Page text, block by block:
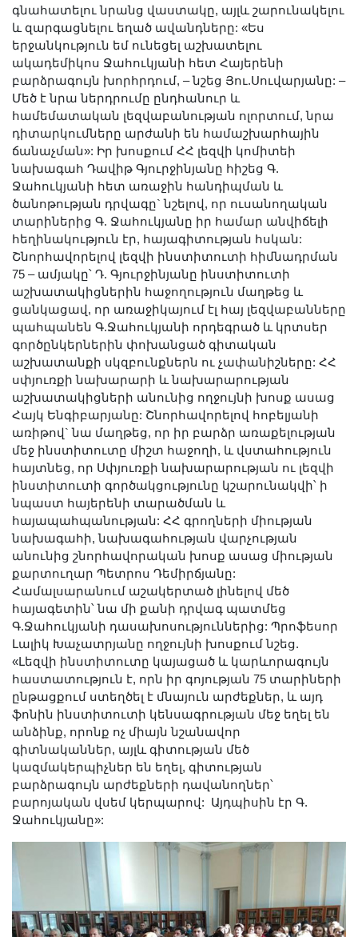
գնահատելու նրանց վաստակը, այլև շարունակելու
և զարգացնելու եղած ավանդները: «Ես
երջանկություն եմ ունեցել աշխատելու
ակադեմիկոս Ջահուկյանի հետ Հայերենի
բարձրագույն խորհրդում, – նշեց Յու.Սուվարյանը: –
Մեծ է նրա ներդրումը ընդհանուր և
համեմատական լեզվաբանության ոլորտում, նրա
դիտարկումները արժանի են համաշխարհային
ճանաչման»: Իր խոսքում ՀՀ լեզվի կոմիտեի
նախագահ Դավիթ Գյուրջինյանը հիշեց Գ.
Ջահուկյանի հետ առաջին հանդիպման և
ծանոթության դրվագը` նշելով, որ ուսանողական
տարիներից Գ. Ջահուկյանը իր համար անվիճելի
հեղինակություն էր, հայագիտության հսկան:
Շնորհավորելով լեզվի ինստիտուտի հիմնադրման
75 – ամյակը՝ Դ. Գյուրջինյանը ինստիտուտի
աշխատակիցներին հաջողություն մաղթեց և
ցանկացավ, որ առաջիկայում էլ հայ լեզվաբանները
պահպանեն Գ.Ջահուկյանի որդեգրած և կրտսեր
գործընկերներին փոխանցած գիտական
աշխատանքի սկզբունքներն ու չափանիշները: ՀՀ
սփյուռքի նախարարի և նախարարության
աշխատակիցների անունից ողջույնի խոսք ասաց
Հայկ Ենգիբարյանը: Շնորհավորելով հոբելյանի
առիթով` նա մաղթեց, որ իր բարձր առաքելության
մեջ ինստիտուտը միշտ հաջողի, և վստահություն
հայտնեց, որ Սփյուռքի նախարարության ու լեզվի
ինստիտուտի գործակցությունը կշարունակվի՝ ի
նպաստ հայերենի տարածման և
հայապահպանության: ՀՀ գրողների միության
նախագահի, նախագահության վարչության
անունից շնորհավորական խոսք ասաց միության
քարտուղար Պետրոս Դեմիրճյանը:
Համալսարանում աշակերտած լինելով մեծ
հայագետին՝ նա մի քանի դրվագ պատմեց
Գ.Ջահուկյանի դասախոսություններից: Պրոֆեսոր
Լալիկ Խաչատրյանը ողջույնի խոսքում նշեց.
«Լեզվի ինստիտուտը կայացած և կարևորագույն
հաստատություն է, որն իր գոյության 75 տարիների
ընթացքում ստեղծել է մնայուն արժեքներ, և այդ
ֆոնին ինստիտուտի կենսագրության մեջ եղել են
անձինք, որոնք ոչ միայն նշանավոր
գիտնականներ, այլև գիտության մեծ
կազմակերպիչներ են եղել, գիտության
բարձրագույն արժեքների դավանողներ՝
բարոյական վսեմ կերպարով: Այդպիսին էր Գ.
Ջահուկյանը»: